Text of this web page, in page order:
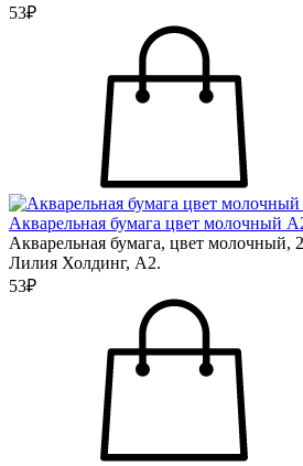
53₽
Акварельная бумага цвет молочный
Акварельная бумага, цвет молочный,
Лилия Холдинг, А2.
53₽